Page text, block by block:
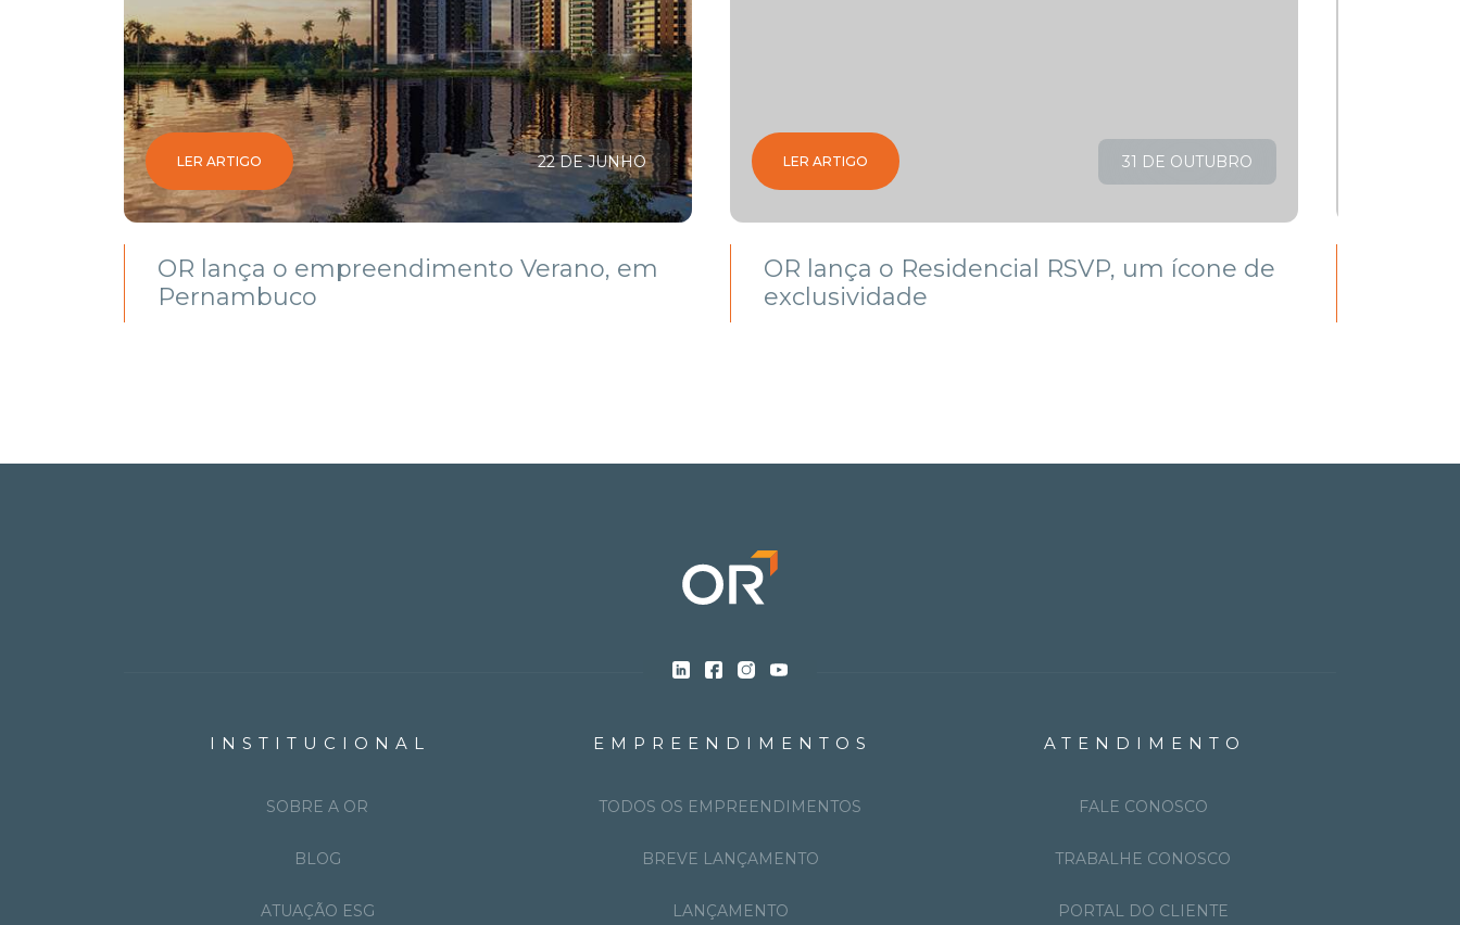
LER ARTIGO 22 DE JUNHO
OR lança o empreendimento Verano, em
Pernambuco
LER ARTIGO 31 DE OUTUBRO
OR lança o Residencial RSVP, um ícone de
exclusividade
INSTITUCIONAL
SOBRE A OR
BLOG
ATUAÇÃO ESG
EMPREENDIMENTOS
TODOS OS EMPREENDIMENTOS
BREVE LANÇAMENTO
LANÇAMENTO
ATENDIMENTO
FALE CONOSCO
TRABALHE CONOSCO
PORTAL DO CLIENTE